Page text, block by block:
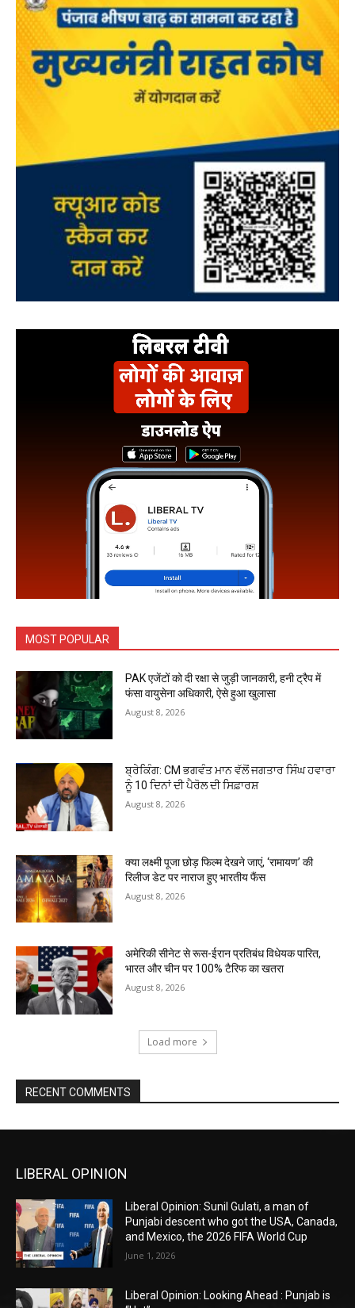
MOST POPULAR
PAK एजेंटों को दी रक्षा से जुड़ी जानकारी, हनी ट्रैप में
फंसा वायुसेना अधिकारी, ऐसे हुआ खुलासा
August 8, 2026
ਬ੍ਰੇਕਿੰਗ: CM ਭਗਵੰਤ ਮਾਨ ਵੱਲੋਂ ਜਗਤਾਰ ਸਿੰਘ ਹਵਾਰਾ
ਨੂੰ 10 ਦਿਨਾਂ ਦੀ ਪੈਰੋਲ ਦੀ ਸਿਫ਼ਾਰਸ਼
August 8, 2026
क्या लक्ष्मी पूजा छोड़ फिल्म देखने जाएं, ‘रामायण’ की
रिलीज डेट पर नाराज हुए भारतीय फैंस
August 8, 2026
अमेरिकी सीनेट से रूस-ईरान प्रतिबंध विधेयक पारित,
भारत और चीन पर 100% टैरिफ का खतरा
August 8, 2026
Load more
RECENT COMMENTS
LIBERAL OPINION
Liberal Opinion: Sunil Gulati, a man of
Punjabi descent who got the USA, Canada,
and Mexico, the 2026 FIFA World Cup
June 1, 2026
Liberal Opinion: Looking Ahead : Punjab is